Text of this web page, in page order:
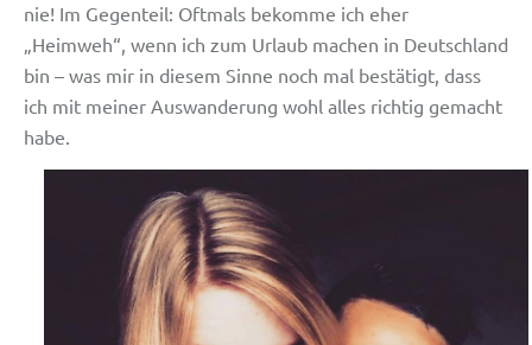
nie! Im Gegenteil: Oftmals bekomme ich eher
„Heimweh“, wenn ich zum Urlaub machen in Deutschland
bin – was mir in diesem Sinne noch mal bestätigt, dass
ich mit meiner Auswanderung wohl alles richtig gemacht
habe.